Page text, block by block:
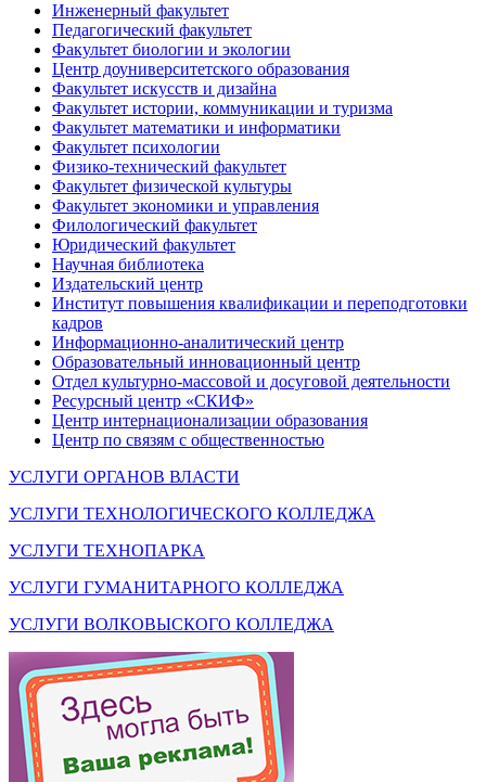
Инженерный факультет
Педагогический факультет
Факультет биологии и экологии
Центр доуниверситетского образования
Факультет искусств и дизайна
Факультет истории, коммуникации и туризма
Факультет математики и информатики
Факультет психологии
Физико-технический факультет
Факультет физической культуры
Факультет экономики и управления
Филологический факультет
Юридический факультет
Научная библиотека
Издательский центр
Институт повышения квалификации и переподготовки
кадров
Информационно-аналитический центр
Образовательный инновационный центр
Отдел культурно-массовой и досуговой деятельности
Ресурсный центр «СКИФ»
Центр интернационализации образования
Центр по связям с общественностью
УСЛУГИ ОРГАНОВ ВЛАСТИ
УСЛУГИ ТЕХНОЛОГИЧЕСКОГО КОЛЛЕДЖА
УСЛУГИ ТЕХНОПАРКА
УСЛУГИ ГУМАНИТАРНОГО КОЛЛЕДЖА
УСЛУГИ ВОЛКОВЫСКОГО КОЛЛЕДЖА